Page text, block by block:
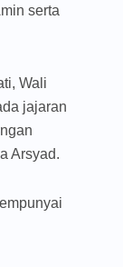
serta
Wali
jajaran
Arsyad.